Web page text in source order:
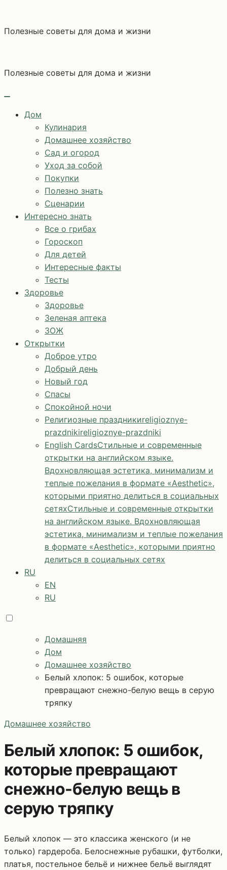
содержимому
Полезные советы для дома и жизни
Полезные советы для дома и жизни
Дом
Кулинария
Домашнее хозяйство
Сад и огород
Уход за собой
Покупки
Полезно знать
Сценарии
Интересно знать
Все о грибах
Гороскоп
Для детей
Интересные факты
Тесты
Здоровье
Здоровье
Зеленая аптека
ЗОЖ
Открытки
Доброе утро
Добрый день
Новый год
Спасы
Спокойной ночи
Религиозные праздникиreligioznye-
prazdnikireligioznye-prazdniki
English CardsСтильные и современные
открытки на английском языке.
Вдохновляющая эстетика, минимализм и
теплые пожелания в формате «Aesthetic»,
которыми приятно делиться в социальных
сетяхСтильные и современные открытки
на английском языке. Вдохновляющая
эстетика, минимализм и теплые пожелания
в формате «Aesthetic», которыми приятно
делиться в социальных сетях
RU
EN
RU
Домашняя
Дом
Домашнее хозяйство
Белый хлопок: 5 ошибок, которые
превращают снежно-белую вещь в серую
тряпку
Домашнее хозяйство
Белый хлопок: 5 ошибок,
которые превращают
снежно-белую вещь в
серую тряпку
Белый хлопок — это классика женского (и не
только) гардероба. Белоснежные рубашки, футболки,
платья, постельное бельё и нижнее бельё выглядят